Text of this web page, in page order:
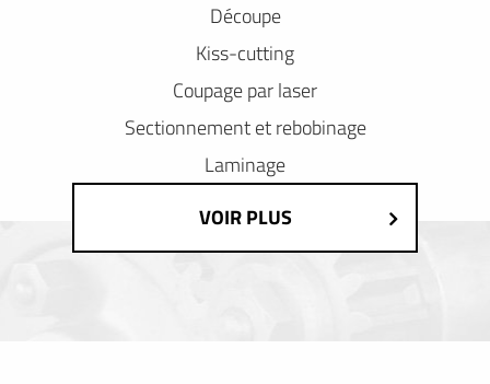
Découpe
Kiss-cutting
Coupage par laser
Sectionnement et rebobinage
Laminage
VOIR PLUS